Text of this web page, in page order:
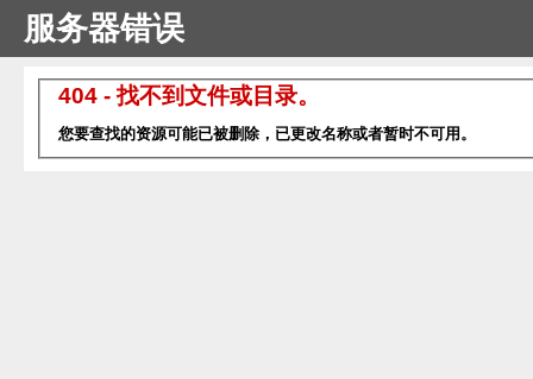
服务器错误
404 - 找不到文件或目录。
您要查找的资源可能已被删除，已更改名称或者暂时不可用。